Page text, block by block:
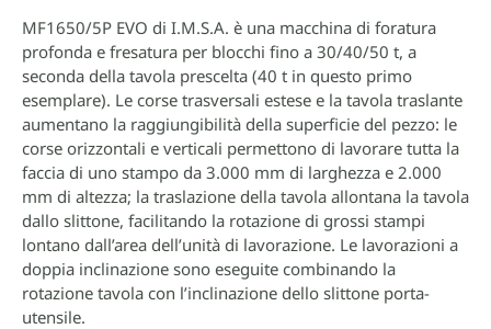
MF1650/5P EVO di I.M.S.A. è una macchina di foratura
profonda e fresatura per blocchi fino a 30/40/50 t, a
seconda della tavola prescelta (40 t in questo primo
esemplare). Le corse trasversali estese e la tavola traslante
aumentano la raggiungibilità della superficie del pezzo: le
corse orizzontali e verticali permettono di lavorare tutta la
faccia di uno stampo da 3.000 mm di larghezza e 2.000
mm di altezza; la traslazione della tavola allontana la tavola
dallo slittone, facilitando la rotazione di grossi stampi
lontano dall’area dell’unità di lavorazione. Le lavorazioni a
doppia inclinazione sono eseguite combinando la
rotazione tavola con l’inclinazione dello slittone porta-
utensile.